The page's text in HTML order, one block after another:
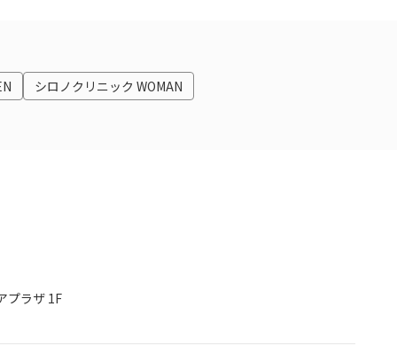
シロノクリニック WOMAN
プラザ 1F